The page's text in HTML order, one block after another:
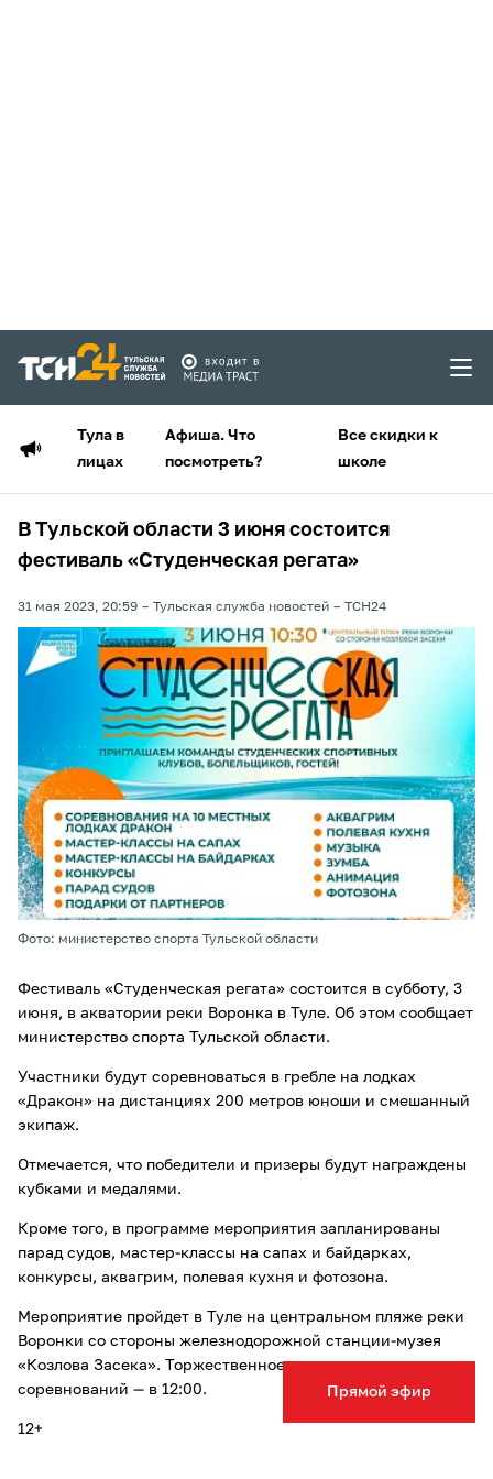
Тула в
лицах
Афиша. Что
посмотреть?
Все скидки к
школе
Прямой эфир
В Тульской области 3 июня состоится
фестиваль «Студенческая регата»
31 мая 2023, 20:59 Тульская служба новостей ТСН24
Фото: министерство спорта Тульской области
Фестиваль «Студенческая регата» состоится в субботу, 3
июня, в акватории реки Воронка в Туле. Об этом сообщает
министерство спорта Тульской области.
Участники будут соревноваться в гребле на лодках
«Дракон» на дистанциях 200 метров юноши и смешанный
экипаж.
Отмечается, что победители и призеры будут награждены
кубками и медалями.
Кроме того, в программе мероприятия запланированы
парад судов, мастер-классы на сапах и байдарках,
конкурсы, аквагрим, полевая кухня и фотозона.
Мероприятие пройдет в Туле на центральном пляже реки
Воронки со стороны железнодорожной станции-музея
«Козлова Засека». Торжественное открытие
соревнований — в 12:00.
12+